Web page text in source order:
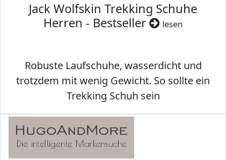
Jack Wolfskin Trekking Schuhe
Herren - Bestseller
lesen
Robuste Laufschuhe, wasserdicht und
trotzdem mit wenig Gewicht. So sollte ein
Trekking Schuh sein